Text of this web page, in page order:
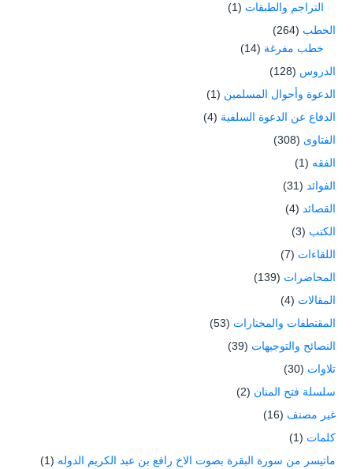
التراجم والطبقات (1)
الخطب (264)
خطب مفرغة (14)
الدروس (128)
الدعوة وأحوال المسلمين (1)
الدفاع عن الدعوة السلفية (4)
الفتاوى (308)
الفقه (1)
الفوائد (31)
القصائد (4)
الكتب (3)
اللقاءات (7)
المحاضرات (139)
المقالات (4)
المقتطفات والمختارات (53)
النصائح والتوجيهات (39)
تلاوات (30)
سلسلة فتح المنان (2)
غير مصنف (16)
كلمات (1)
ماتيسر من سورة البقرة بصوت الاخ رافع بن عبد الكريم الدوله (1)